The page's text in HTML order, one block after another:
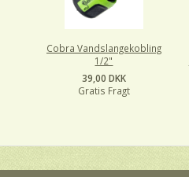
Cobra Vandslangekobling
1/2"
39,00 DKK
Gratis Fragt